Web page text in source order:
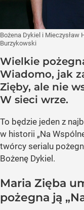
Bożena Dykiel i Mieczysław
Burzykowski
Wielkie
Wiadomo, jak
Zięby, ale nie
W sieci wrze.
To będzie jeden z
w historii „Na
twórcy serialu
Bożenę Dykiel.
Maria Zięba
pożegna ją